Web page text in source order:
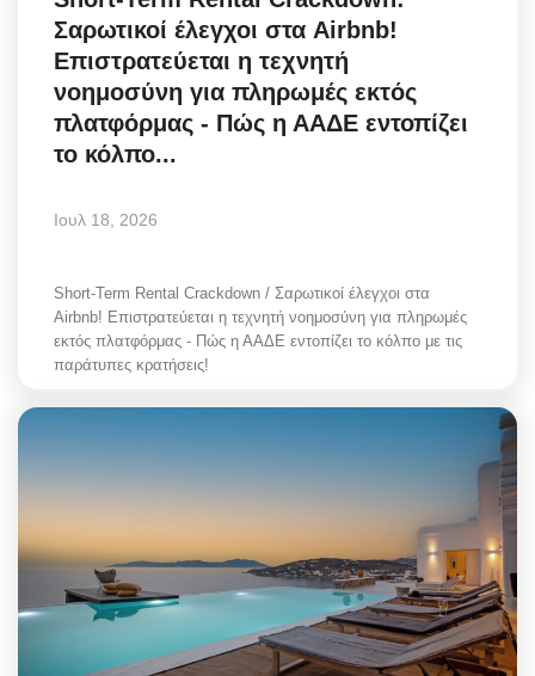
Σαρωτικοί έλεγχοι στα Airbnb!
Επιστρατεύεται η τεχνητή
νοημοσύνη για πληρωμές εκτός
πλατφόρμας - Πώς η ΑΑΔΕ εντοπίζει
το κόλπο...
Ιουλ 18, 2026
Short-Term Rental Crackdown / Σαρωτικοί έλεγχοι στα
Airbnb! Επιστρατεύεται η τεχνητή νοημοσύνη για πληρωμές
εκτός πλατφόρμας - Πώς η ΑΑΔΕ εντοπίζει το κόλπο με τις
παράτυπες κρατήσεις!